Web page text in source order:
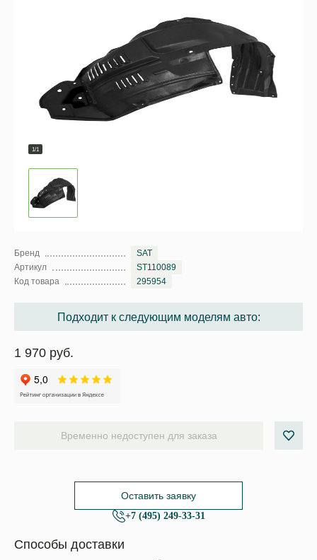
1/1
Бренд
SAT
Артикул
ST110089
Код товара
295954
Подходит к следующим моделям авто:
1 970 руб.
Временно недоступен для заказа
Оставить заявку
+7 (495) 249-33-31
Способы доставки